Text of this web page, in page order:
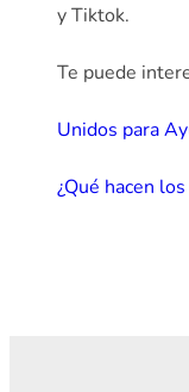
y Tiktok.
Te puede
Unidos para
¿Qué hacen